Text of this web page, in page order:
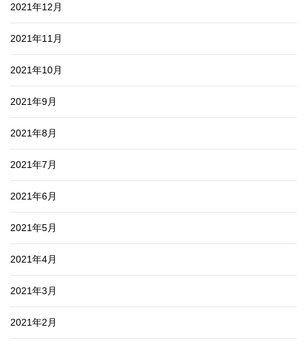
2021年12月
2021年11月
2021年10月
2021年9月
2021年8月
2021年7月
2021年6月
2021年5月
2021年4月
2021年3月
2021年2月